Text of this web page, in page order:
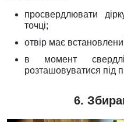
просвердлювати
точці;
отвір має
в момент
розташовуватися під
6.